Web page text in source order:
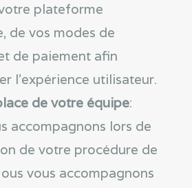
plateforme
de vos modes de
de paiement afin
l’expérience utilisateur.
de votre équipe:
accompagnons lors de
de votre procédure de
vous accompagnons